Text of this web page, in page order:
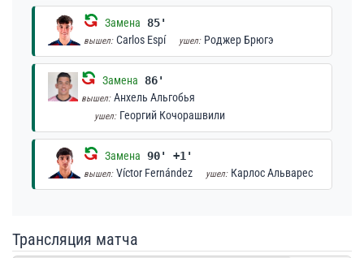
Замена 85'
вышел: Carlos Espí ушел: Роджер Брюгэ
Замена 86'
вышел: Анхель Альгобья
ушел: Георгий Кочорашвили
Замена 90' +1'
вышел: Víctor Fernández ушел: Карлос Альварес
Трансляция матча